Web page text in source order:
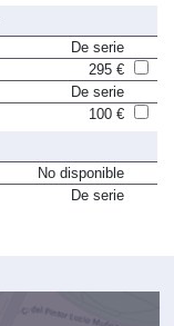
De serie
295 €
De serie
100 €
No disponible
De serie